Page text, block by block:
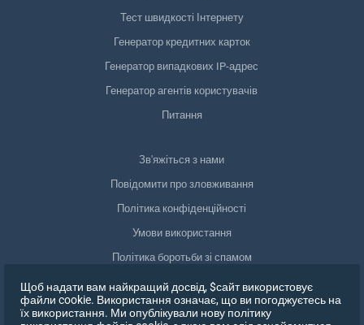
Тест швидкості Інтернету
Генератор кредитних карток
Генератор випадкових IP-адрес
Генератор агентів користувачів
Питання
Зв'яжіться з нами
Повідомити про зловживання
Політика конфіденційності
Умови використання
Політика боротьби зі спамом
Відповідність GDPR
Видалити мої дані
Щоб надати вам найкращий досвід, $сайт використовує
файли cookie. Використання означає, що ви погоджуєтесь на
їх використання. Ми опублікували нову політику